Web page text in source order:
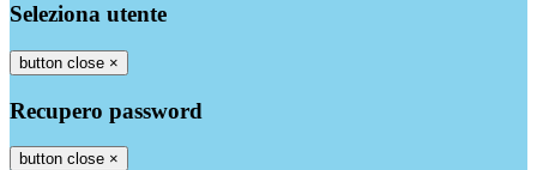
Seleziona utente
button close ×
Recupero password
button close ×